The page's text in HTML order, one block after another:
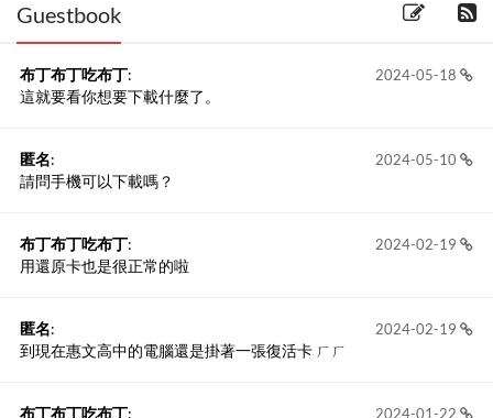
Guestbook
2024-05-18
布丁布丁吃布丁:
這就要看你想要下載什麼了。
2024-05-10
匿名:
請問手機可以下載嗎？
2024-02-19
布丁布丁吃布丁:
用還原卡也是很正常的啦
2024-02-19
匿名:
到現在惠文高中的電腦還是掛著一張復活卡 ㄏㄏ
2024-01-22
布丁布丁吃布丁: